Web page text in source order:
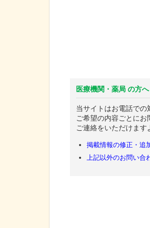
医療機関・薬局 の方へ
当サイトはお電話での
ご希望の内容ごとに
ご連絡をいただけます
掲載情報の修正・追
上記以外のお問い合